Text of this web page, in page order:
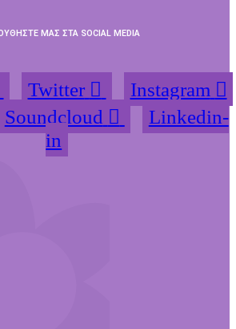
ΜΑΣ ΣΤΑ SOCIAL MEDIA
Twitter
Instagram
Soundcloud
Linkedin-
in